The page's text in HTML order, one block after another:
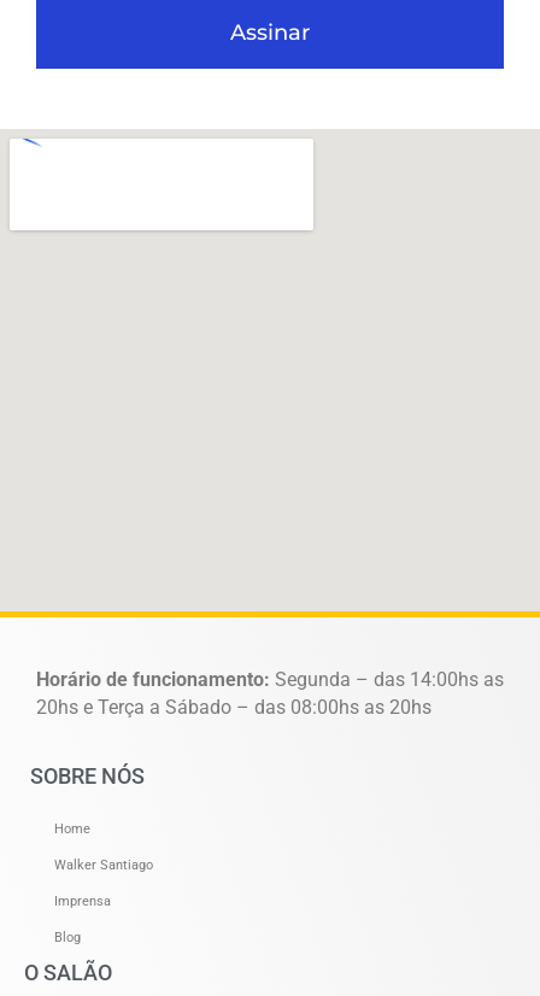
Assinar
Horário de funcionamento: Segunda – das 14:00hs as
20hs e Terça a Sábado – das 08:00hs as 20hs
SOBRE NÓS
Home
Walker Santiago
Imprensa
Blog
O SALÃO